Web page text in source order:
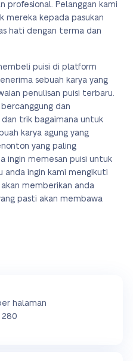
profesional. Pelanggan kami
mereka kepada pasukan
hati dengan terma dan
puisi di platform
sebuah karya yang
penulisan puisi terbaru.
bercanggung dan
trik bagaimana untuk
karya agung yang
yang paling
ingin memesan puisi untuk
anda ingin kami mengikuti
memberikan anda
pasti akan membawa
halaman
280